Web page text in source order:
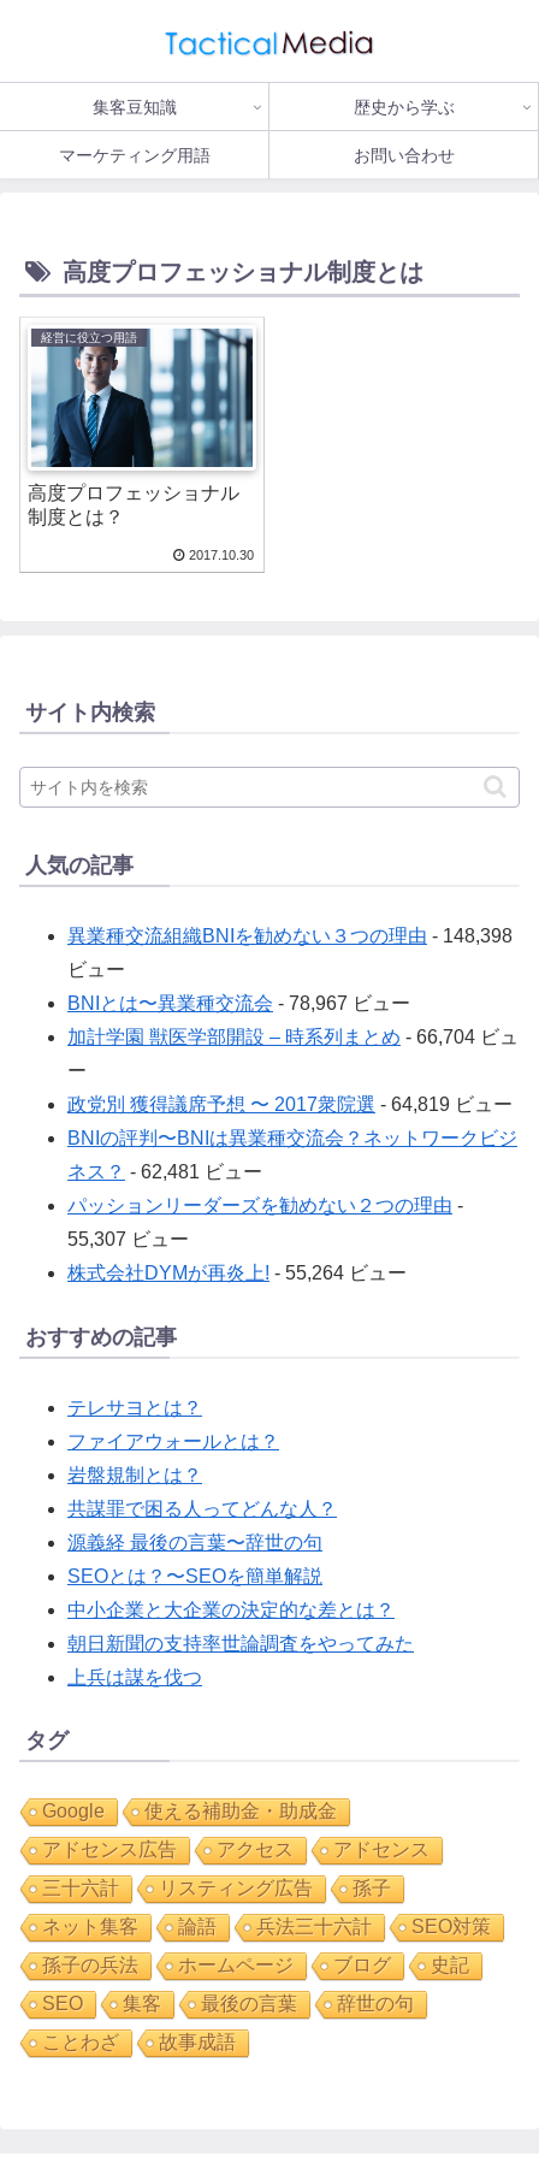
集客豆知識 歴史から学ぶ
マーケティング用語 お問い合わせ
高度プロフェッショナル制度とは
経営に役立つ用語
高度プロフェッショナル
制度とは？
2017.10.30
サイト内検索
人気の記事
異業種交流組織BNIを勧めない３つの理由 - 148,398
ビュー
BNIとは〜異業種交流会 - 78,967 ビュー
加計学園 獣医学部開設 – 時系列まとめ - 66,704 ビュ
ー
政党別 獲得議席予想 〜 2017衆院選 - 64,819 ビュー
BNIの評判〜BNIは異業種交流会？ネットワークビジ
ネス？ - 62,481 ビュー
パッションリーダーズを勧めない２つの理由 -
55,307 ビュー
株式会社DYMが再炎上! - 55,264 ビュー
おすすめの記事
テレサヨとは？
ファイアウォールとは？
岩盤規制とは？
共謀罪で困る人ってどんな人？
源義経 最後の言葉〜辞世の句
SEOとは？〜SEOを簡単解説
中小企業と大企業の決定的な差とは？
朝日新聞の支持率世論調査をやってみた
上兵は謀を伐つ
タグ
Google
使える補助金・助成金
アドセンス広告
アクセス
アドセンス
三十六計
リスティング広告
孫子
ネット集客
論語 兵法三十六計
SEO対策
孫子の兵法
ホームページ ブログ
史記
SEO
集客 最後の言葉
辞世の句
ことわざ
故事成語